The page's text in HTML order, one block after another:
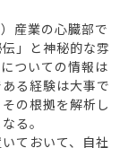
産業の心臓部で
」と神秘的な雰
ついての情報は
る経験は大事で
の根拠を解析し
る。
ておいて、自社